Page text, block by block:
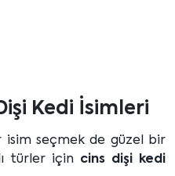
Kedi İsimleri
isim seçmek de güzel bir
türler için cins dişi kedi